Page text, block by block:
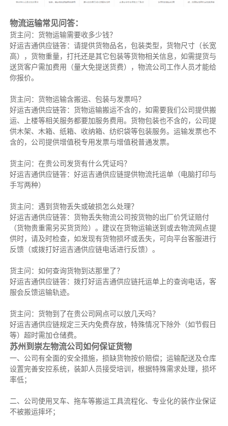
物流运输常见问答：
货主问：货物运输需要收多少钱？
好运吉通供应链答：请提供货物品名，包装类型，货物尺寸（长宽
高），货物重量，打托还是其它包装等货物相关信息，如需提货与
送货客户需加费用（量大免提送货费），物流公司工作人员才能给
你报价。
货主问：货物运输含搬运、包装与发票吗？
好运吉通供应链答：货物运输搬运不含的，如需要我们公司提供搬
运、上楼等相关服务都要加服务费用。货物包装也不含的，公司提
供木架、木箱、纸箱、收纳箱、纺织袋等包装服务。运输发票也不
含的，公司提供增值税专用发票与增值税普通发票。
货主问：在贵公司发货有什么凭证吗？
好运吉通供应链答：好运吉通供应链提供物流托运单（电脑打印与
手写两种）
货主问：遇到货物丢失或破损怎么处理？
好运吉通供应链答：货物丢失物流公司按货物的出厂价凭证赔付
（货物贵重需另买货货险）。建议在货物运输送到或去物流网点提
供时，请及时检查，如发现有货物损坏或丢失，可向平台客服进行
反馈（或拨打好运吉通供应链电话进行反馈）。
货主问：如何查询货物到达那里了？
好运吉通供应链答：拨打好运吉通供应链托运单上的查询电话，客
服会反馈运输轨迹。
货主问：货物到了在贵公司网点可以放几天吗？
好运吉通供应链规定三天内免费存放，特殊情况下除外（如节假日
等）超时需加仓储费。
苏州到崇左物流公司如何保证货物
一、公司有全面的安全措施，损缺货物按价赔偿；运输配送及仓库
设置完善安控系统，装卸人员接受培训，根据特殊需求处理，损坏
率低；
二、公司使用叉车、拖车等搬运工具流程化、专业化的装作业保证
不被搬运摔坏；